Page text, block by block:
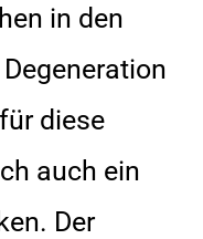
in den
diese
auch ein
Der